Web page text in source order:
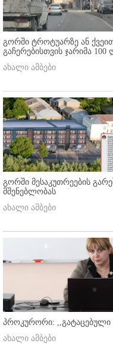
გორში ტროტუარზე ან
გაჩერებისთვის ჯარიმა 100
ახალი ამბები
გორში მესაკუთრეების
მშენებლობას
ახალი ამბები
პროკურორი: ,,გატაცებული
ახალი ამბები